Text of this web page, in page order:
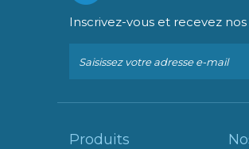
Inscrivez-vous et recevez
Produits